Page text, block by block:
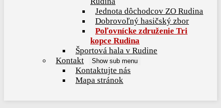
Jednota dôchodcov ZO Rudina
Dobrovoľný hasičský zbor
Poľovnícke združenie Tri
kopce Rudina
Športová hala v Rudine
Kontakt
Show sub menu
Kontaktujte nás
Mapa stránok